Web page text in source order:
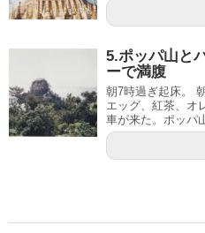
5.ポッパ山と
ーで満腹
朝7時過ぎ起床。
エッグ、紅茶、オ
車が来た。ポッパ